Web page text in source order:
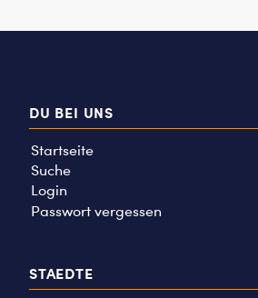
DU BEI UNS
Startseite
Suche
Login
Passwort vergessen
STAEDTE